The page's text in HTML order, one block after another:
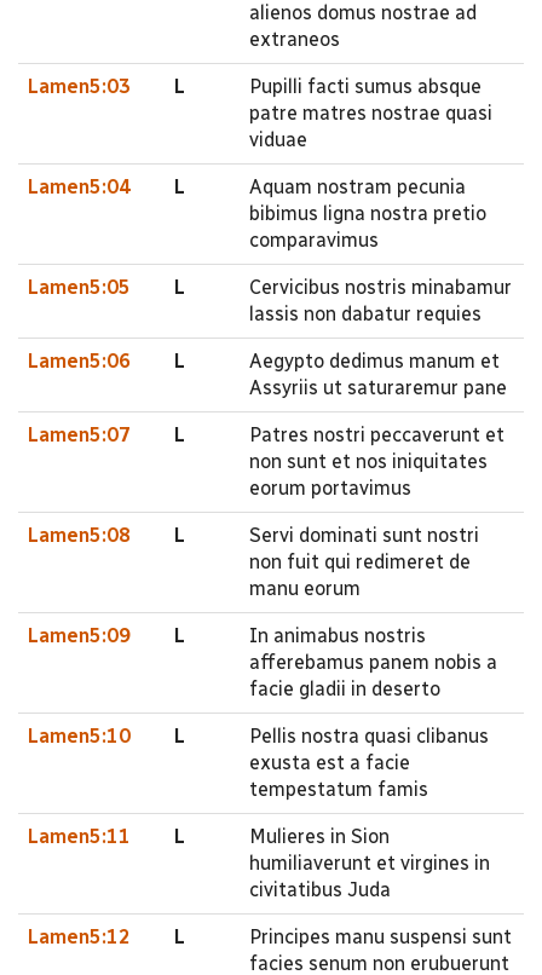
alienos domus nostrae ad
extraneos
Lamen5:03 L
Pupilli facti sumus absque
patre matres nostrae quasi
viduae
Lamen5:04 L
Aquam nostram pecunia
bibimus ligna nostra pretio
comparavimus
Lamen5:05 L
Cervicibus nostris minabamur
lassis non dabatur requies
Lamen5:06 L
Aegypto dedimus manum et
Assyriis ut saturaremur pane
Lamen5:07 L
Patres nostri peccaverunt et
non sunt et nos iniquitates
eorum portavimus
Lamen5:08 L
Servi dominati sunt nostri
non fuit qui redimeret de
manu eorum
Lamen5:09 L
In animabus nostris
afferebamus panem nobis a
facie gladii in deserto
Lamen5:10 L
Pellis nostra quasi clibanus
exusta est a facie
tempestatum famis
Lamen5:11 L
Mulieres in Sion
humiliaverunt et virgines in
civitatibus Juda
Lamen5:12 L
Principes manu suspensi sunt
facies senum non erubuerunt